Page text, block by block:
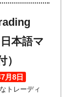
本語マ
）
月8日
トレーディ